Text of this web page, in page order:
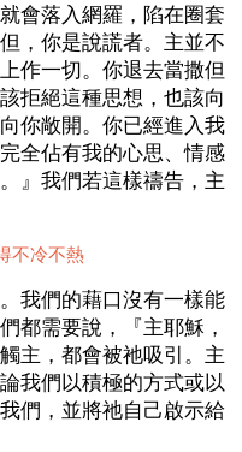
會落入網羅，陷在圈套
，你是說謊者。主並不
作一切。你退去當撒但
拒絕這種思想，也該向
你敞開。你已經進入我
全佔有我的心思、情感
』我們若這樣禱告，主
不冷不熱
我們的藉口沒有一樣能
都需要說，『主耶穌，
主，都會被祂吸引。主
我們以積極的方式或以
們，並將祂自己啟示給